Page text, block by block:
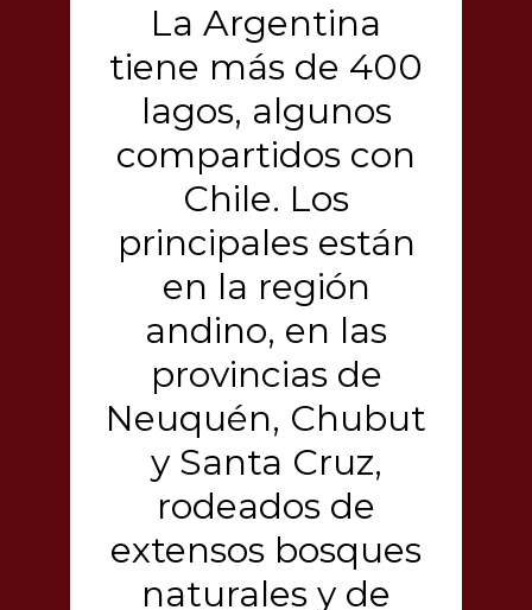
La Argentina
tiene más de 400
lagos, algunos
compartidos con
Chile. Los
principales están
en la región
andino, en las
provincias de
Neuquén, Chubut
y Santa Cruz,
rodeados de
extensos bosques
naturales y de